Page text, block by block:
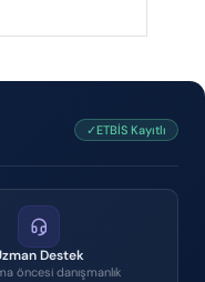
✓ETBİS Kayıtlı
Destek
öncesi danışmanlık